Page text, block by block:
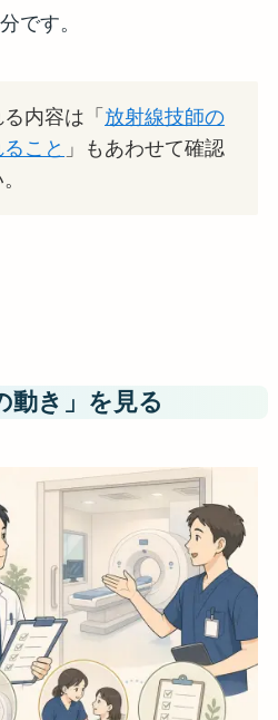
です。
内容は「 放射線技師の
こと 」もあわせて確認
動き」を見る